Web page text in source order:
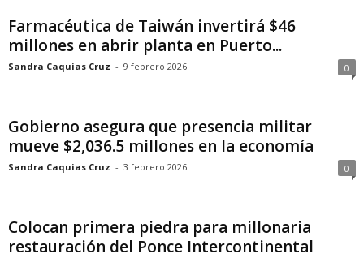
Farmacéutica de Taiwán invertirá $46
millones en abrir planta en Puerto...
Sandra Caquias Cruz - 9 febrero 2026 0
Gobierno asegura que presencia militar
mueve $2,036.5 millones en la economía
Sandra Caquias Cruz - 3 febrero 2026 0
Colocan primera piedra para millonaria
restauración del Ponce Intercontinental